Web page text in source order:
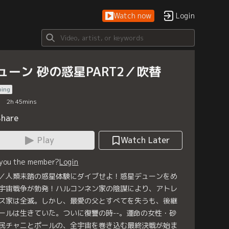
Watch now Login
ーン 砂の惑星PART2／吹替
2h 45mins
Play
Watch Later
the member?Login
人類未踏の惑星体験にダイブせよ！惑星デューンをめ
宙戦争が勃発！ハルコンネン家の陰謀により、アトレ
家は全滅。しかし、最愛の父とすべてを失うも、後継
ルは生きていた。ついに復讐の時--。運命の女性・砂
チャニとポールの、全宇宙を巻き込む最終決戦が始ま